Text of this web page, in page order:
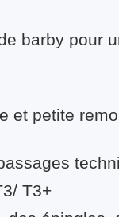
barby pour
et petite
T3+